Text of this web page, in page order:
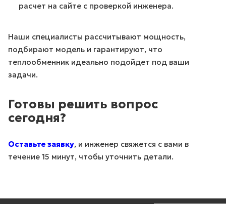
расчет на сайте с проверкой инженера.
Наши специалисты рассчитывают мощность,
подбирают модель и гарантируют, что
теплообменник идеально подойдет под ваши
задачи.
Готовы решить вопрос
сегодня?
Оставьте заявку, и инженер свяжется с вами в
течение 15 минут, чтобы уточнить детали.